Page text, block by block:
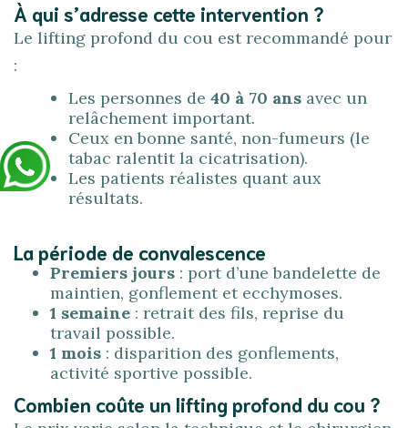
À qui s’adresse cette intervention ?
Le lifting profond du cou est recommandé pour
:
Les personnes de 40 à 70 ans avec un
relâchement important.
Ceux en bonne santé, non-fumeurs (le
tabac ralentit la cicatrisation).
Les patients réalistes quant aux
résultats.
La période de convalescence
Premiers jours : port d’une bandelette de
maintien, gonflement et ecchymoses.
1 semaine : retrait des fils, reprise du
travail possible.
1 mois : disparition des gonflements,
activité sportive possible.
Combien coûte un lifting profond du cou ?